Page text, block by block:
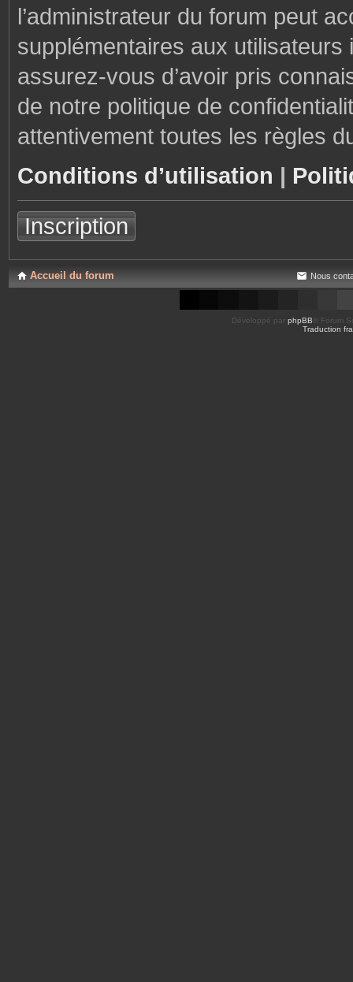
l’administrateur du forum peut
supplémentaires aux
assurez-vous d’avoir pris
de notre politique de
attentivement toutes les règles
Conditions d’utilisation |
Inscription
Accueil du forum Nous
Développé par phpBB ® Forum
Traduction